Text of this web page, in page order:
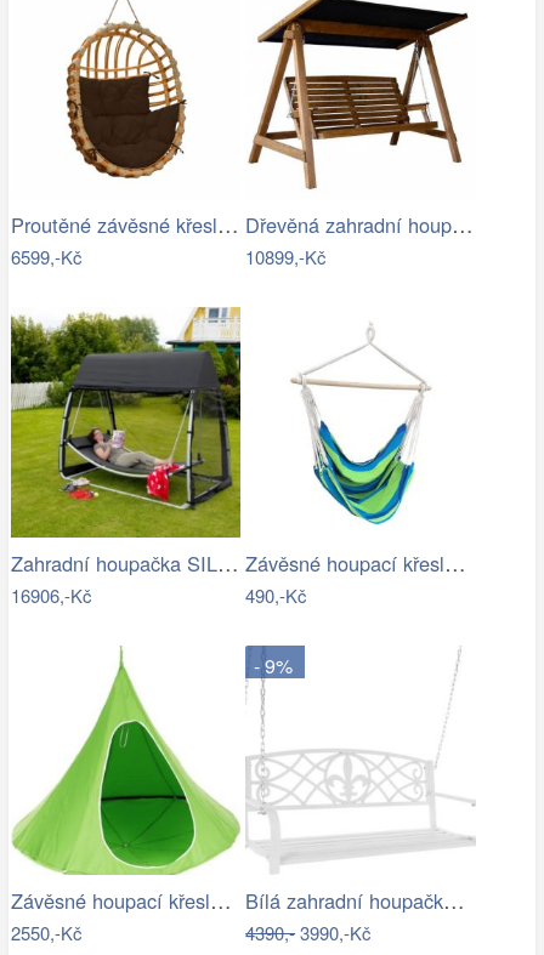
Proutěné závěsné křeslo Lena, přírodní…
6599,-Kč
Dřevěná zahradní houpačka Lucas pro 4…
10899,-Kč
Zahradní houpačka SILASS - GD
16906,-Kč
Závěsné houpací křeslo Cozyz pásek modrá
490,-Kč
Závěsné houpací křeslo Kids zelená
2550,-Kč
- 9%
Bílá zahradní houpačka Ameli
4390,-3990,-Kč